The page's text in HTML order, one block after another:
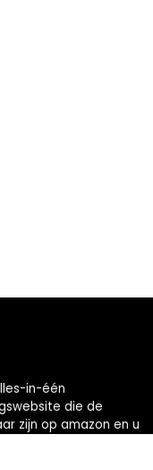
in-één
die de
zijn op amazon en u